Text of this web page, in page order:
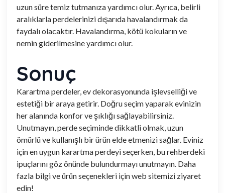
uzun süre temiz tutmanıza yardımcı olur. Ayrıca, belirli
aralıklarla perdelerinizi dışarıda havalandırmak da
faydalı olacaktır. Havalandırma, kötü kokuların ve
nemin giderilmesine yardımcı olur.
Sonuç
Karartma perdeler, ev dekorasyonunda işlevselliği ve
estetiği bir araya getirir. Doğru seçim yaparak evinizin
her alanında konfor ve şıklığı sağlayabilirsiniz.
Unutmayın, perde seçiminde dikkatli olmak, uzun
ömürlü ve kullanışlı bir ürün elde etmenizi sağlar. Eviniz
için en uygun karartma perdeyi seçerken, bu rehberdeki
ipuçlarını göz önünde bulundurmayı unutmayın. Daha
fazla bilgi ve ürün seçenekleri için web sitemizi ziyaret
edin!